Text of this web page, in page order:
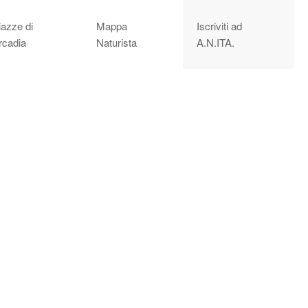
di
Mappa
Naturista
Iscriviti ad
A.N.ITA.